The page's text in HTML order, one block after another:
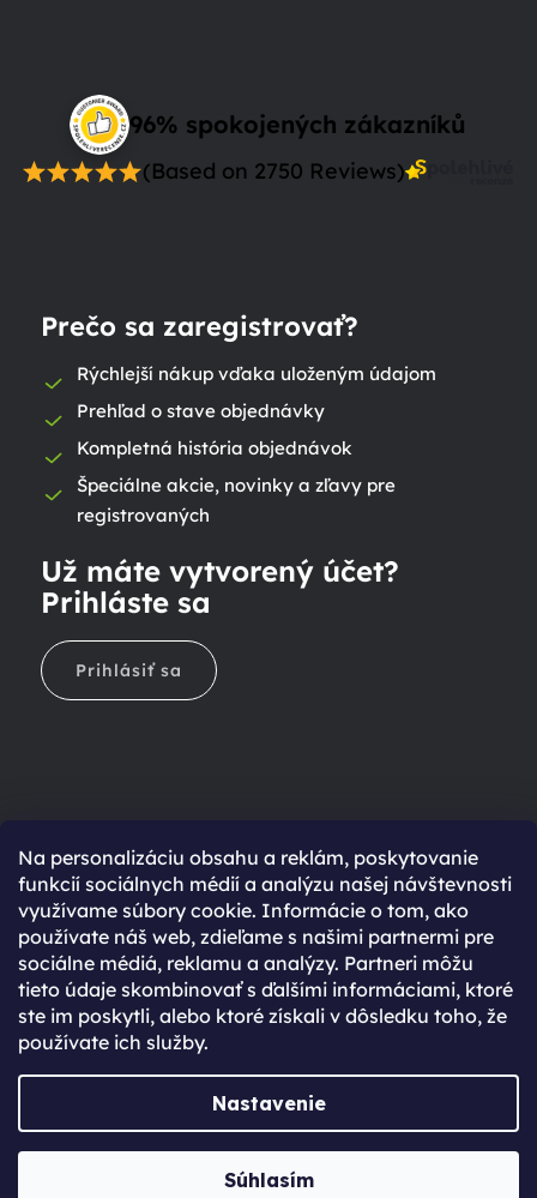
Na personalizáciu obsahu a reklám, poskytovanie
funkcií sociálnych médií a analýzu našej návštevnosti
využívame súbory cookie. Informácie o tom, ako
používate náš web, zdieľame s našimi partnermi pre
sociálne médiá, reklamu a analýzy. Partneri môžu
tieto údaje skombinovať s ďalšími informáciami, ktoré
ste im poskytli, alebo ktoré získali v dôsledku toho, že
používate ich služby.
Nastavenie
Súhlasím
96% spokojených zákazníků
(Based on 2750 Reviews)
Prečo sa zaregistrovať?
Rýchlejší nákup vďaka uloženým údajom
Prehľad o stave objednávky
Kompletná história objednávok
Špeciálne akcie, novinky a zľavy pre
registrovaných
Už máte vytvorený účet?
Prihláste sa
Prihlásiť sa
Ešte nemáte účet?
Rýchlejší nákup vďaka uloženým údajom
Prehľad o stave objednávky
Kompletná história objednávok
Špeciálne akcie, novinky a zľavy pre registrovaných
Vytvoril Shoptet Premium
JabkoLevně.sk. Všetky práva vyhradené.